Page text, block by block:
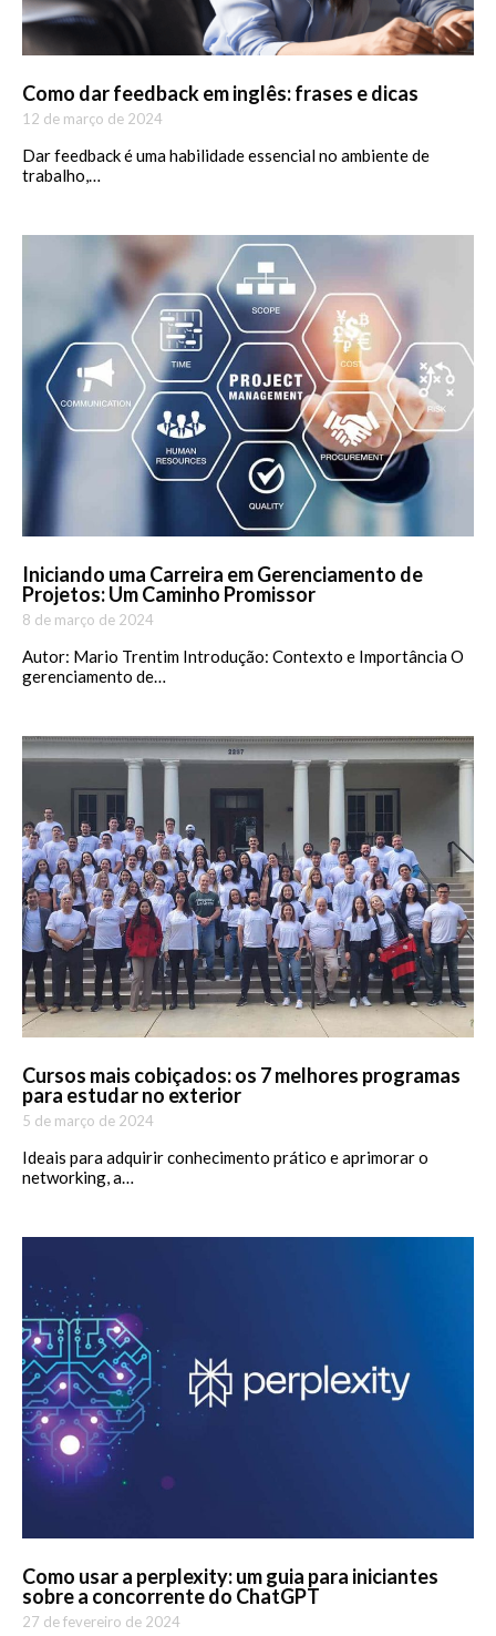
Como dar feedback em inglês: frases e dicas
12 de março de 2024
Dar feedback é uma habilidade essencial no ambiente de
trabalho,…
Iniciando uma Carreira em Gerenciamento de
Projetos: Um Caminho Promissor
8 de março de 2024
Autor: Mario Trentim Introdução: Contexto e Importância O
gerenciamento de…
Cursos mais cobiçados: os 7 melhores programas
para estudar no exterior
5 de março de 2024
Ideais para adquirir conhecimento prático e aprimorar o
networking, a…
Como usar a perplexity: um guia para iniciantes
sobre a concorrente do ChatGPT
27 de fevereiro de 2024